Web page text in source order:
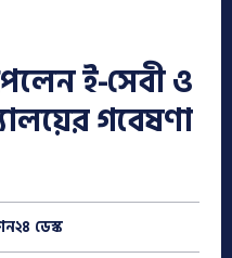
ই-সেবী ও
গবেষণা
ডেস্ক